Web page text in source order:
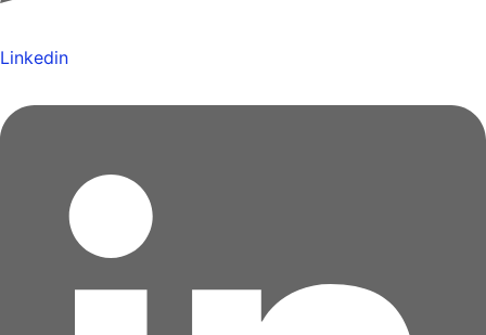
Linkedin